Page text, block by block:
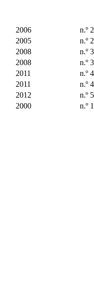
2006 n.º
2005 n.º
2008 n.º
2008 n.º
2011 n.º
2011 n.º
2012 n.º
2000 n.º 1